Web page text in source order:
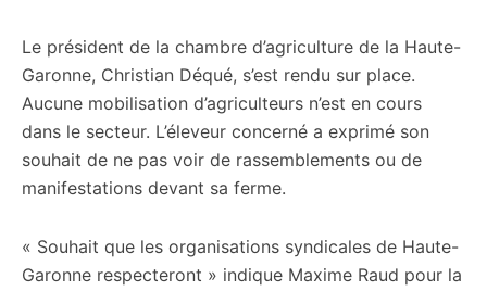
Le président de la chambre d’agriculture de la Haute-
Garonne, Christian Déqué, s’est rendu sur place.
Aucune mobilisation d’agriculteurs n’est en cours
dans le secteur. L’éleveur concerné a exprimé son
souhait de ne pas voir de rassemblements ou de
manifestations devant sa ferme.
« Souhait que les organisations syndicales de Haute-
Garonne respecteront » indique Maxime Raud pour la